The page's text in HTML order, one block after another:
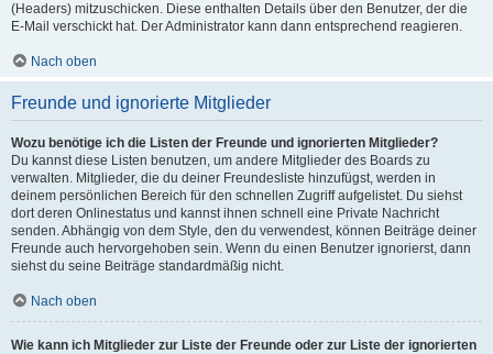
(Headers) mitzuschicken. Diese enthalten Details über den Benutzer, der die
E-Mail verschickt hat. Der Administrator kann dann entsprechend reagieren.
Nach oben
Freunde und ignorierte Mitglieder
Wozu benötige ich die Listen der Freunde und ignorierten Mitglieder?
Du kannst diese Listen benutzen, um andere Mitglieder des Boards zu
verwalten. Mitglieder, die du deiner Freundesliste hinzufügst, werden in
deinem persönlichen Bereich für den schnellen Zugriff aufgelistet. Du siehst
dort deren Onlinestatus und kannst ihnen schnell eine Private Nachricht
senden. Abhängig von dem Style, den du verwendest, können Beiträge deiner
Freunde auch hervorgehoben sein. Wenn du einen Benutzer ignorierst, dann
siehst du seine Beiträge standardmäßig nicht.
Nach oben
Wie kann ich Mitglieder zur Liste der Freunde oder zur Liste der ignorierten